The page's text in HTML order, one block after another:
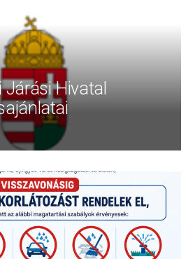
Járási Hivatal